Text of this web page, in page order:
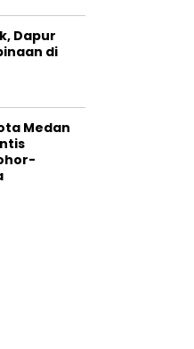
Dapur
di
Medan